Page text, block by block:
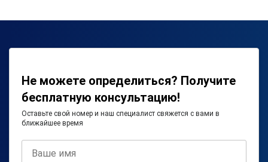
Не можете определиться? Получите
бесплатную консультацию!
Оставьте свой номер и наш специалист свяжется с вами в
ближайшее время